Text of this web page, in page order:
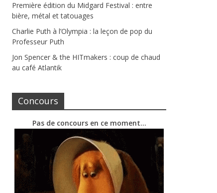
Première édition du Midgard Festival : entre
bière, métal et tatouages
Charlie Puth à l’Olympia : la leçon de pop du
Professeur Puth
Jon Spencer & the HITmakers : coup de chaud
au café Atlantik
Concours
Pas de concours en ce moment…